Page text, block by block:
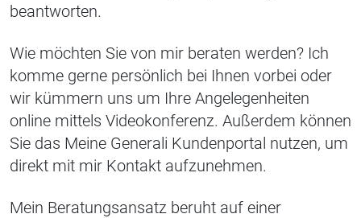
beantworten.
Wie möchten Sie von mir beraten werden? Ich
komme gerne persönlich bei Ihnen vorbei oder
wir kümmern uns um Ihre Angelegenheiten
online mittels Videokonferenz. Außerdem können
Sie das Meine Generali Kundenportal nutzen, um
direkt mit mir Kontakt aufzunehmen.
Mein Beratungsansatz beruht auf einer